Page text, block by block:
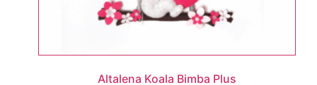
Altalena Koala Bimba Plus